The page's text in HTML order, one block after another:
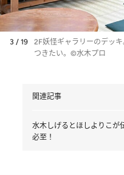
3 / 19
2F妖怪ギャラリーのデッ
つきたい。©水木プロ
関連記事
水木しげるとほしよりこが
必至！